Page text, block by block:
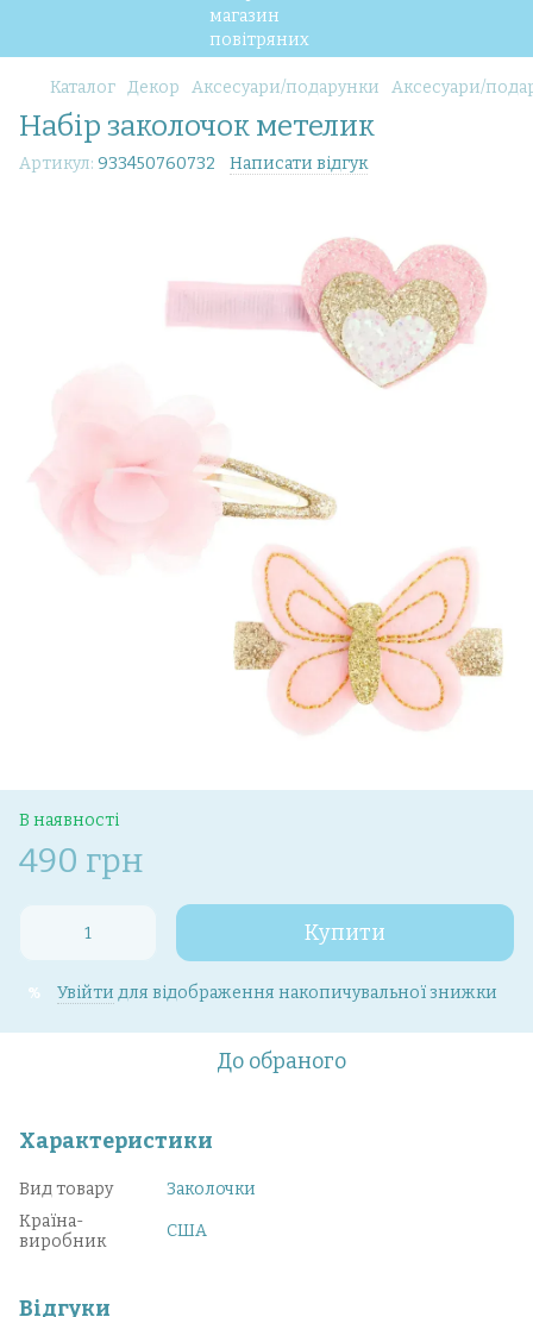
Каталог Декор Аксесуари/подарунки Аксесуари/
Набір заколочок метелик
Артикул: 933450760732 Написати відгук
В наявності
490 грн
Купити
% Увійти для відображення накопичувальної знижки
До обраного
Характеристики
Вид товару
Заколочки
Країна-
виробник
США
Відгуки